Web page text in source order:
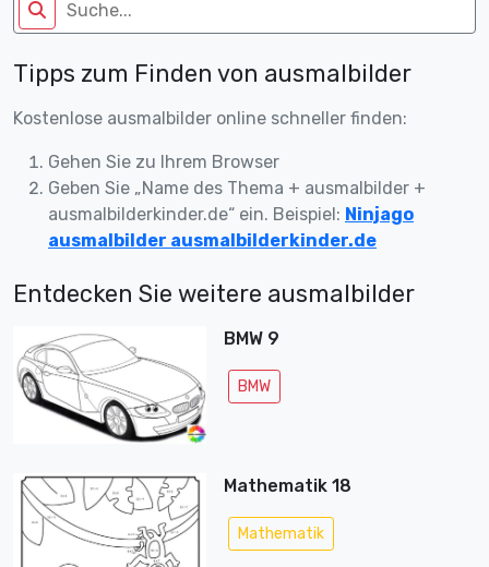
Tipps zum Finden von ausmalbilder
Kostenlose ausmalbilder online schneller finden:
Gehen Sie zu Ihrem Browser
Geben Sie „Name des Thema + ausmalbilder +
ausmalbilderkinder.de“ ein. Beispiel: Ninjago
ausmalbilder ausmalbilderkinder.de
Entdecken Sie weitere ausmalbilder
BMW 9
BMW
Mathematik 18
Mathematik